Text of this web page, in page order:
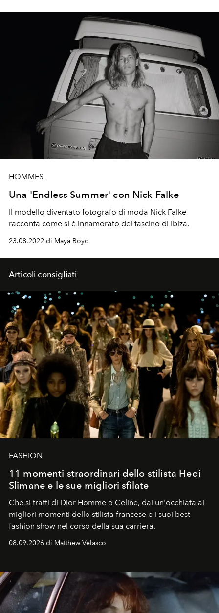
HOMMES
Una 'Endless Summer' con Nick Falke
Il modello diventato fotografo di moda Nick Falke
racconta come si è innamorato del fascino di Ibiza.
23.08.2022 di Maya Boyd
Articoli consigliati
FASHION
11 momenti straordinari dello stilista Hedi
Slimane e le sue migliori sfilate
Che si tratti di Dior Homme o Celine, dai un'occhiata ai
migliori momenti dello stilista francese e i suoi best
fashion show nel corso della sua carriera.
08.09.2026 di Matthew Velasco